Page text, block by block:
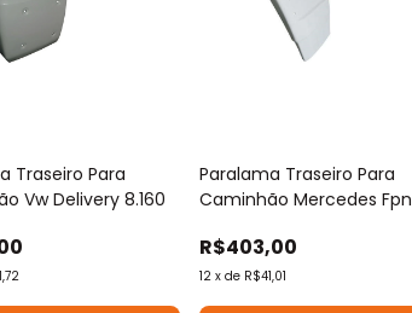
Traseiro Para
Vw Delivery 8.160
Paralama Traseiro Para
Caminhão Mercedes Fpn
R$403,00
12 x de R$41,01